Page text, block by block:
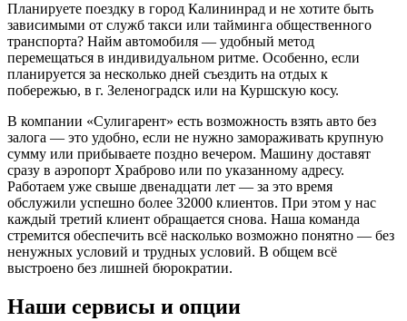
Планируете поездку в город Калининрад и не хотите быть
зависимыми от служб такси или тайминга общественного
транспорта? Найм автомобиля — удобный метод
перемещаться в индивидуальном ритме. Особенно, если
планируется за несколько дней съездить на отдых к
побережью, в г. Зеленоградск или на Куршскую косу.
В компании «Сулигарент» есть возможность взять авто без
залога — это удобно, если не нужно замораживать крупную
сумму или прибываете поздно вечером. Машину доставят
сразу в аэропорт Храброво или по указанному адресу.
Работаем уже свыше двенадцати лет — за это время
обслужили успешно более 32000 клиентов. При этом у нас
каждый третий клиент обращается снова. Наша команда
стремится обеспечить всё насколько возможно понятно — без
ненужных условий и трудных условий. В общем всё
выстроено без лишней бюрократии.
Наши сервисы и опции